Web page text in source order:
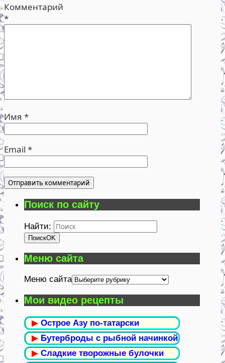
Комментарий
*
Имя *
Email *
Поиск по сайту
Найти:
ПоискOK
Меню сайта
Меню сайта
Мои видео рецепты
▶ Острое Азу по-татарски
▶ Бутерброды с рыбной начинкой
▶ Сладкие творожные булочки